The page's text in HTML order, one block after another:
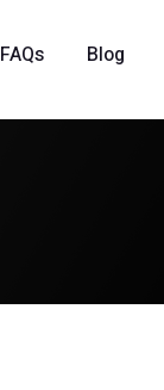
FAQs
Blog